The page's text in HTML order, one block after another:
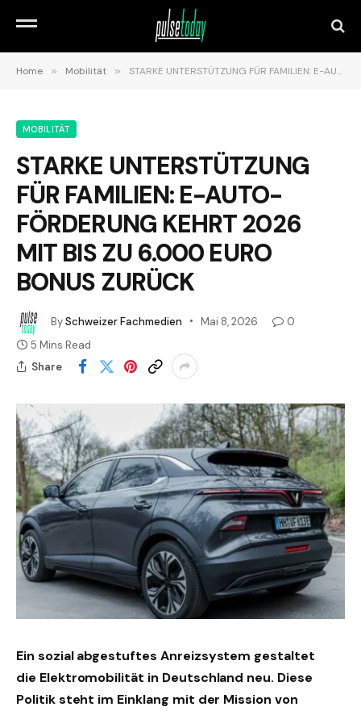
Home » Mobilität » STARKE UNTERSTÜTZUNG FÜR FAMILIEN: E-AUTO-FÖRDERUNG KEHRT 2026 MIT BIS ZU 6.000 EURO BONUS ZURÜCK
MOBILITÄT
STARKE UNTERSTÜTZUNG
FÜR FAMILIEN: E-AUTO-
FÖRDERUNG KEHRT 2026
MIT BIS ZU 6.000 EURO
BONUS ZURÜCK
BySchweizer Fachmedien Mai 8, 2026
0
5 Mins Read
Share
Ein sozial abgestuftes Anreizsystem gestaltet
die Elektromobilität in Deutschland neu. Diese
Politik steht im Einklang mit der Mission von